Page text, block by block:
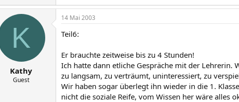
K
Kathy
Guest
14 Mai 2003
Teil6:
Er brauchte zeitweise bis zu 4 Stunden!
Ich hatte dann etliche Gespräche mit der Lehrerin.
zu langsam, zu verträumt, uninteressiert, zu
Wir haben sogar überlegt ihn wieder in die 1.
nicht die soziale Reife, vom Wissen her wäre alles